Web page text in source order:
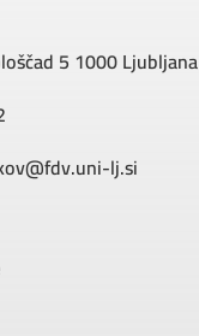
5 1000 Ljubljana
lj.si